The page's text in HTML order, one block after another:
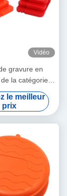
Vidéo
gravure en
la catégorie
pp Logo
Heat Packs
le meilleur
prix